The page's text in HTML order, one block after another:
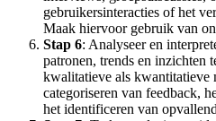
gebruikersinteracties of het
Maak hiervoor gebruik van
Stap 6: Analyseer en
patronen, trends en inzichten
kwalitatieve als kwantitatieve
categoriseren van feedback,
het identificeren van